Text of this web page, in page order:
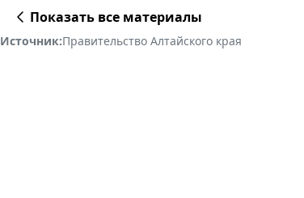
Показать все материалы
Источник:Правительство Алтайского края